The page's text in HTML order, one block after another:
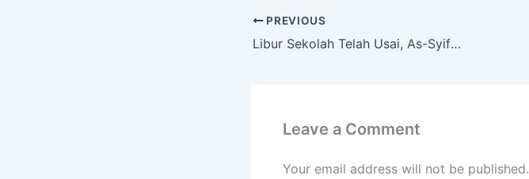
PREVIOUS
Libur Sekolah Telah Usai, As-Syifa Al- Khaeriyyah Sambut Murid dan Santri baru Tahun Ajaran 2023- 2024
Leave a Comment
Your email address will not be published.